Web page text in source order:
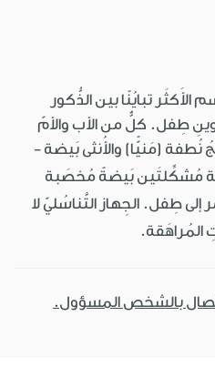
الأَكثَر تبايُنًا بين الذُّكور
طِفل. كلٌّ من الأب والأمّ
نُطفة (مَنيًّا) والأُنثى بَيضة -
مُشكِّلتَين بَيضةً مُخصَبة
إلى طِفل. الجِهاز التَّناسُليّ لا
المُراهَقة.
بالشخص المسؤول.